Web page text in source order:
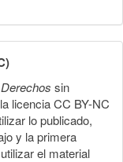
sin
licencia CC BY-NC
lo publicado,
y la primera
el material